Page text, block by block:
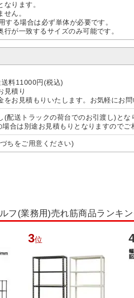
なります。
せん。
する場合は必ず単体が必要です。
行が一致するサイズのみ可能です。
料11000円(税込)
見積り
お見積もりいたします。お気軽にお問
配送トラックの荷台でのお引渡し)とな
合は別途お見積もりとなりますのでご
ちをご用意ください)
フ(業務用)売れ筋商品ランキ
3位